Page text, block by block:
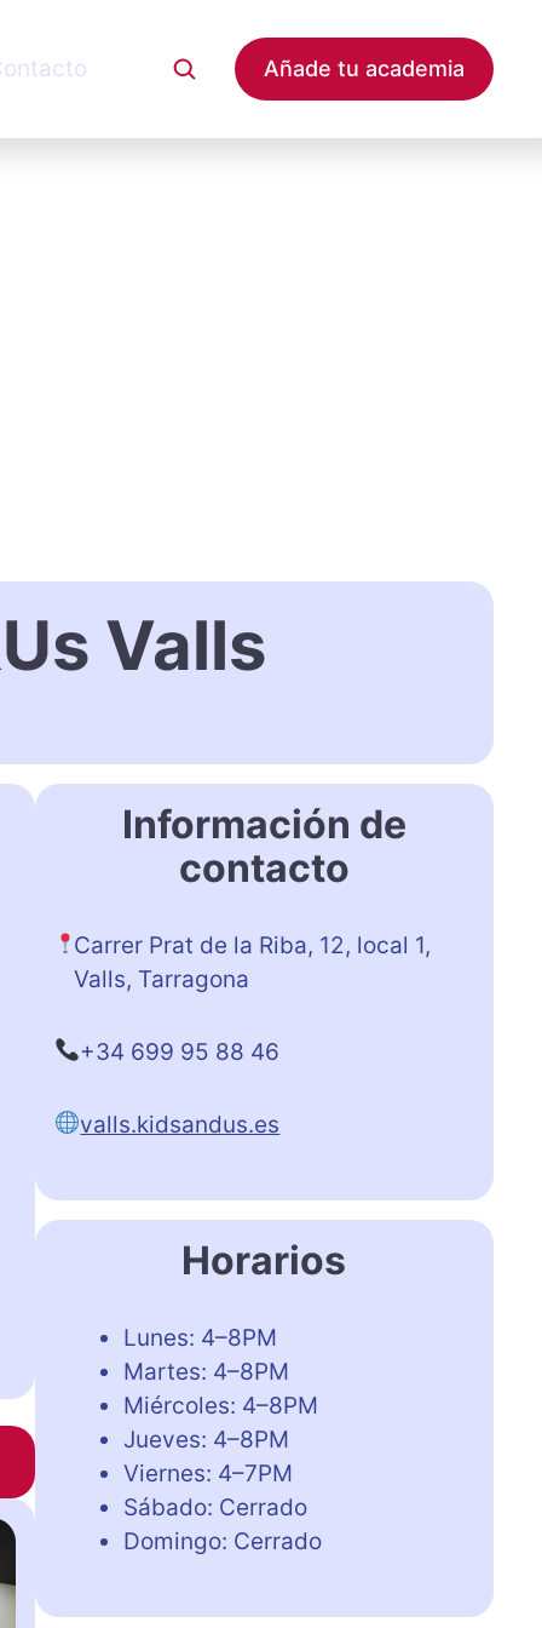
Añade tu academia
Valls
Información de
contacto
Carrer Prat de la Riba, 12, local 1,
Valls, Tarragona
+34 699 95 88 46
valls.kidsandus.es
Horarios
Lunes: 4–8PM
Martes: 4–8PM
Miércoles: 4–8PM
Jueves: 4–8PM
Viernes: 4–7PM
Sábado: Cerrado
Domingo: Cerrado